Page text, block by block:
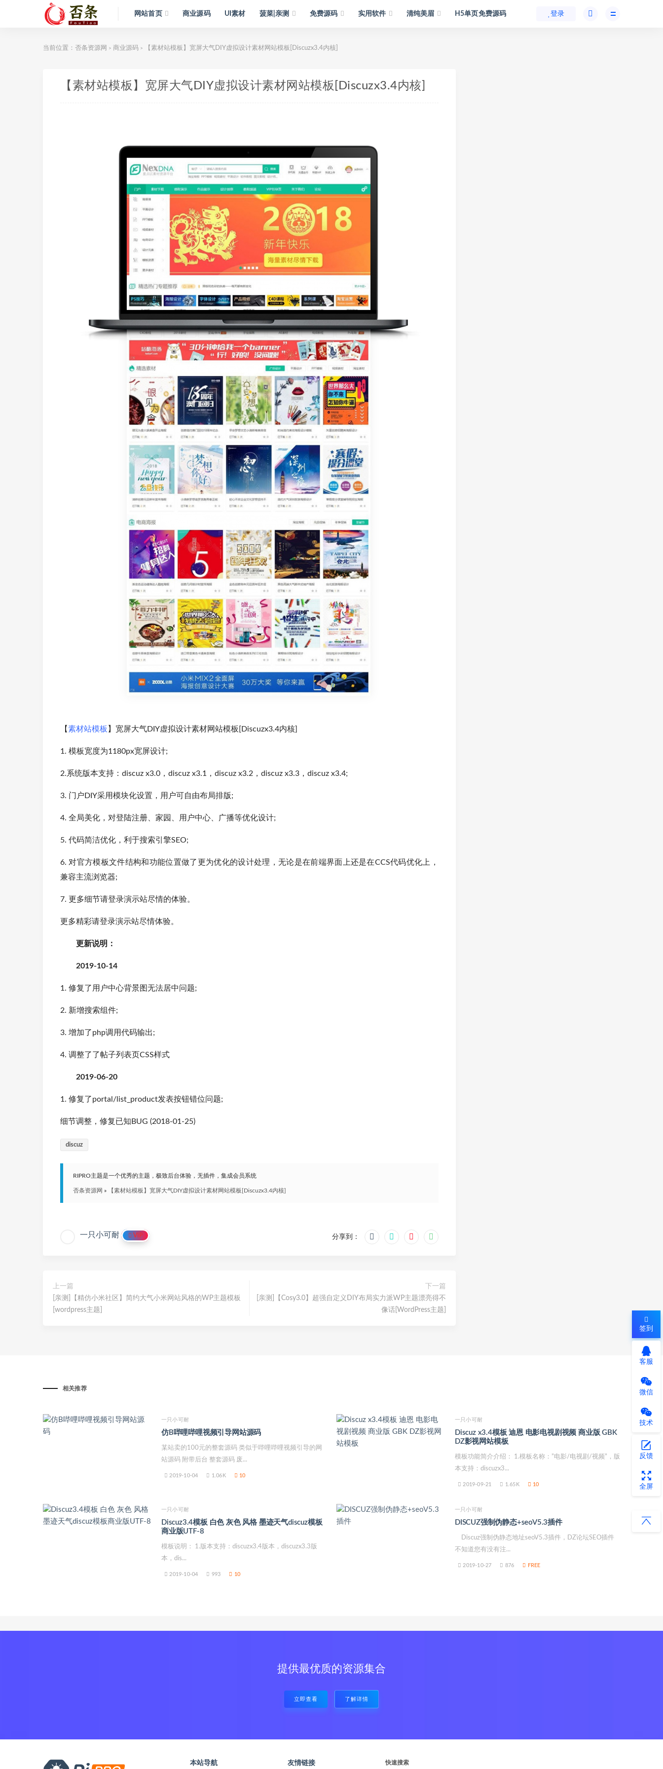
网站首页 商业源码 UI素材 菠菜|亲测 免费源码 实用软件 清纯美眉 H5单页免费源码 登录
当前位置： 否条资源网 > 商业源码 > 【素材站模板】宽屏大气DIY虚拟设计素材网站模板[Discuzx3.4内核]
【素材站模板】宽屏大气DIY虚拟设计素材网站模板[Discuzx3.4内核]
【素材站模板 】宽屏大气DIY虚拟设计素材网站模板[Discuzx3.4内核]
1. 模板宽度为1180px宽屏设计;
2.系统版本支持：discuz x3.0，discuz x3.1，discuz x3.2，discuz x3.3，discuz x3.4;
3. 门户DIY采用模块化设置，用户可自由布局排版;
4. 全局美化，对登陆注册、家园、用户中心、广播等优化设计;
5. 代码简洁优化，利于搜索引擎SEO;
6. 对官方模板文件结构和功能位置做了更为优化的设计处理，无论是在前端界面上还是在CCS代码优化上，
兼容主流浏览器;
7. 更多细节请登录演示站尽情的体验。
更多精彩请登录演示站尽情体验。
更新说明：
2019-10-14
1. 修复了用户中心背景图无法居中问题;
2. 新增搜索组件;
3. 增加了php调用代码输出;
4. 调整了了帖子列表页CSS样式
2019-06-20
1. 修复了portal/list_product发表按钮错位问题;
细节调整，修复已知BUG (2018-01-25)
discuz
RIPRO主题是一个优秀的主题，极致后台体验，无插件，集成会员系统
否条资源网 » 【素材站模板】宽屏大气DIY虚拟设计素材网站模板[Discuzx3.4内核]
一只小可耐 VIP 分享到：
上一篇
[亲测]【精仿小米社区】简约大气小米网站风格的WP主题模板
[wordpress主题]
下一篇
[亲测]【Cosy3.0】超强自定义DIY布局实力派WP主题漂亮得不
像话[WordPress主题]
相关推荐
一只小可耐
仿B哔哩哔哩视频引导网站源码
某站卖的100元的整套源码 类似于哔哩哔哩视频引导的网
站源码 附带后台 整套源码 废...
2019-10-04 1.06K 10
一只小可耐
Discuz x3.4模板 迪恩 电影电视剧视频 商业版 GBK
DZ影视网站模板
模板功能简介介绍： 1.模板名称：”电影/电视剧/视频”，版
本支持：discuzx3...
2019-09-21 1.65K 10
一只小可耐
Discuz3.4模板 白色 灰色 风格 墨迹天气discuz模板
商业版UTF-8
模板说明： 1.版本支持：discuzx3.4版本，discuzx3.3版
本，dis...
2019-10-04 993 10
一只小可耐
DISCUZ强制伪静态+seoV5.3插件
Discuz强制伪静态地址seoV5.3插件，DZ论坛SEO插件
不知道您有没有注...
2019-10-27 876 FREE
提供最优质的资源集合
立即查看 了解详情
本站导航 友情链接 快速搜索
签到
客服
微信
技术
反馈
全屏